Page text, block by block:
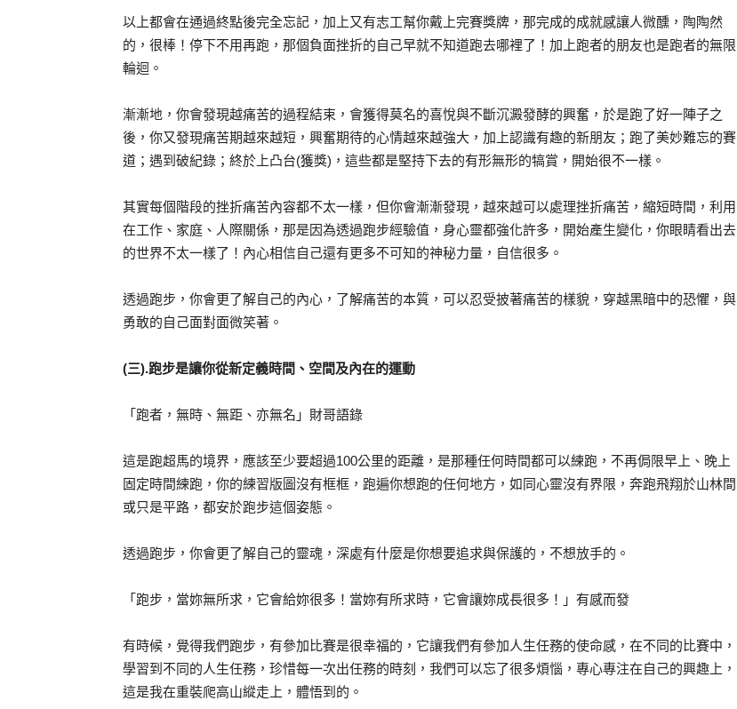
以上都會在通過終點後完全忘記，加上又有志工幫你戴上完賽獎牌，那完成的成就感讓人微醺，陶陶然
的，很棒！停下不用再跑，那個負面挫折的自己早就不知道跑去哪裡了！加上跑者的朋友也是跑者的無限
輪迴。
漸漸地，你會發現越痛苦的過程結束，會獲得莫名的喜悅與不斷沉澱發酵的興奮，於是跑了好一陣子之
後，你又發現痛苦期越來越短，興奮期待的心情越來越強大，加上認識有趣的新朋友；跑了美妙難忘的賽
道；遇到破紀錄；終於上凸台(獲獎)，這些都是堅持下去的有形無形的犒賞，開始很不一樣。
其實每個階段的挫折痛苦內容都不太一樣，但你會漸漸發現，越來越可以處理挫折痛苦，縮短時間，利用
在工作、家庭、人際關係，那是因為透過跑步經驗值，身心靈都強化許多，開始產生變化，你眼睛看出去
的世界不太一樣了！內心相信自己還有更多不可知的神秘力量，自信很多。
透過跑步，你會更了解自己的內心，了解痛苦的本質，可以忍受披著痛苦的樣貌，穿越黑暗中的恐懼，與
勇敢的自己面對面微笑著。
(三).跑步是讓你從新定義時間、空間及內在的運動
「跑者，無時、無距、亦無名」財哥語錄
這是跑超馬的境界，應該至少要超過100公里的距離，是那種任何時間都可以練跑，不再侷限早上、晚上
固定時間練跑，你的練習版圖沒有框框，跑遍你想跑的任何地方，如同心靈沒有界限，奔跑飛翔於山林間
或只是平路，都安於跑步這個姿態。
透過跑步，你會更了解自己的靈魂，深處有什麼是你想要追求與保護的，不想放手的。
「跑步，當妳無所求，它會給妳很多！當妳有所求時，它會讓妳成長很多！」有感而發
有時候，覺得我們跑步，有參加比賽是很幸福的，它讓我們有參加人生任務的使命感，在不同的比賽中，
學習到不同的人生任務，珍惜每一次出任務的時刻，我們可以忘了很多煩惱，專心專注在自己的興趣上，
這是我在重裝爬高山縱走上，體悟到的。